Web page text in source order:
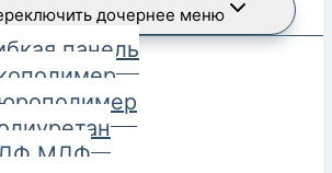
дочернее меню
панель
МДФ